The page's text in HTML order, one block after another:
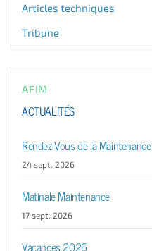
Articles techniques
Tribune
AFIM
ACTUALITÉS
Rendez-Vous de la Maintenance
24 sept. 2026
Matinale Maintenance
17 sept. 2026
Vacances 2026